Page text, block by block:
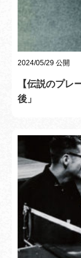
2024/05/29 公開
【伝説のプレ
後」